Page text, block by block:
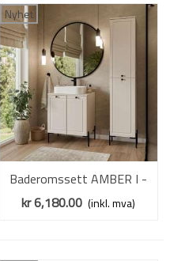
Nyhet
Baderomssett AMBER I -
cashmere - metall bein
kr 6,180.00 (inkl. mva)